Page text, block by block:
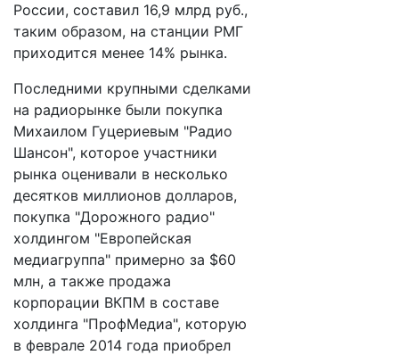
России, составил 16,9 млрд руб.,
таким образом, на станции РМГ
приходится менее 14% рынка.
Последними крупными сделками
на радиорынке были покупка
Михаилом Гуцериевым "Радио
Шансон", которое участники
рынка оценивали в несколько
десятков миллионов долларов,
покупка "Дорожного радио"
холдингом "Европейская
медиагруппа" примерно за $60
млн, а также продажа
корпорации ВКПМ в составе
холдинга "ПрофМедиа", которую
в феврале 2014 года приобрел